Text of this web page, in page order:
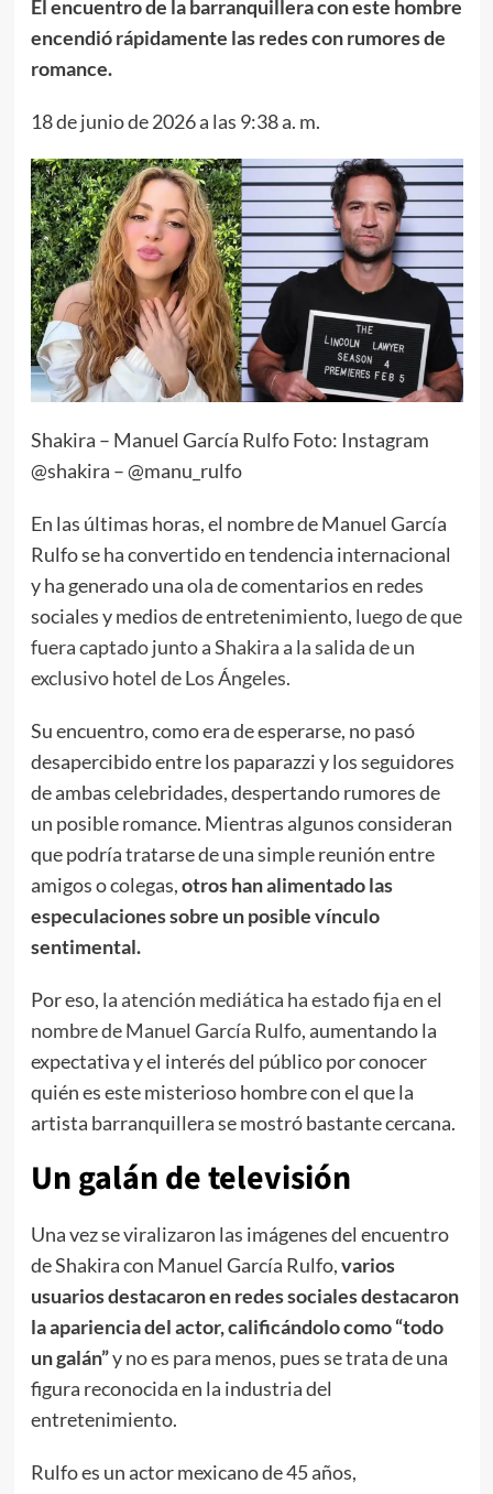
El encuentro de la barranquillera con este hombre
encendió rápidamente las redes con rumores de
romance.
18 de junio de 2026 a las 9:38 a. m.
Shakira – Manuel García Rulfo Foto: Instagram
@shakira – @manu_rulfo
En las últimas horas, el nombre de Manuel García
Rulfo se ha convertido en tendencia internacional
y ha generado una ola de comentarios en redes
sociales y medios de entretenimiento, luego de que
fuera captado junto a Shakira a la salida de un
exclusivo hotel de Los Ángeles.
Su encuentro, como era de esperarse, no pasó
desapercibido entre los paparazzi y los seguidores
de ambas celebridades, despertando rumores de
un posible romance. Mientras algunos consideran
que podría tratarse de una simple reunión entre
amigos o colegas,otros han alimentado las
especulaciones sobre un posible vínculo
sentimental.
Por eso, la atención mediática ha estado fija en el
nombre de Manuel García Rulfo, aumentando la
expectativa y el interés del público por conocer
quién es este misterioso hombre con el que la
artista barranquillera se mostró bastante cercana.
Un galán de televisión
Una vez se viralizaron las imágenes del encuentro
de Shakira con Manuel García Rulfo,varios
usuarios destacaron en redes sociales destacaron
la apariencia del actor, calificándolo como “todo
un galán”y no es para menos, pues se trata de una
figura reconocida en la industria del
entretenimiento.
Rulfo es un actor mexicano de 45 años,